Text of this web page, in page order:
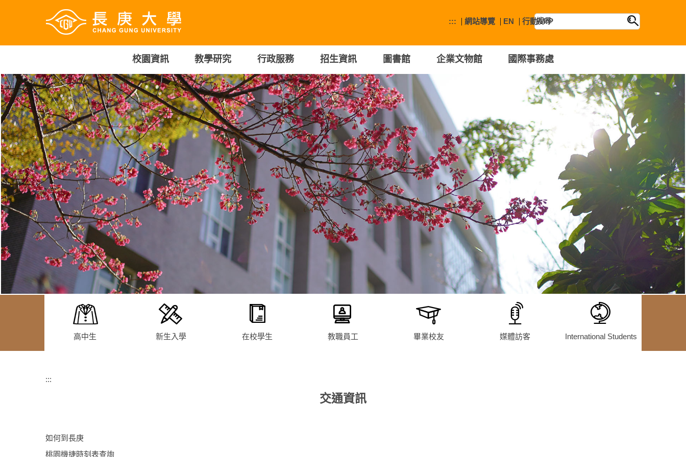
區
::: 網站導覽 EN 行動APP
校園資訊 教學研究 行政服務 招生資訊 圖書館 企業文物館 國際事務處
高中生 新生入學 在校學生 教職員工 畢業校友 媒體訪客 International Students
:::
交通資訊
如何到長庚
桃園機捷時刻表查詢